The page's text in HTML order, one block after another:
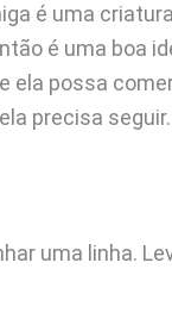
é uma
é uma boa
ela possa
precisa seguir.
uma linha.